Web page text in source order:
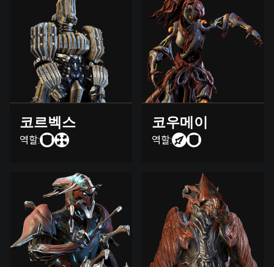
코르벡스
역할:
코우메이
역할: